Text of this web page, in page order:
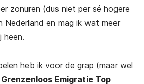
zonuren (dus niet per sé hogere
Nederland en mag ik wat meer
heen.
heb ik voor de grap (maar wel
Grenzenloos Emigratie Top